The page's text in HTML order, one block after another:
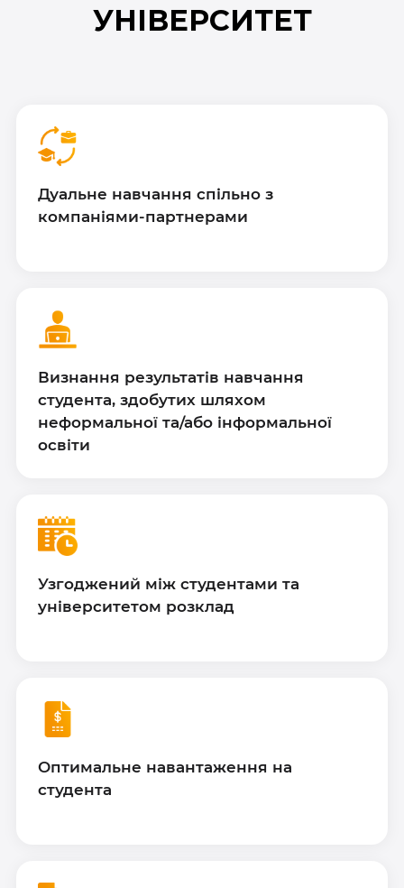
УНІВЕРСИТЕТ
Дуальне навчання спільно з
компаніями-партнерами
Визнання результатів навчання
студента, здобутих шляхом
неформальної та/або інформальної
освіти
Узгоджений між студентами та
університетом розклад
Оптимальне навантаження на
студента